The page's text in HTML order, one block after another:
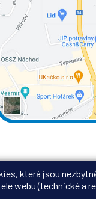
která jsou
webu (technické a